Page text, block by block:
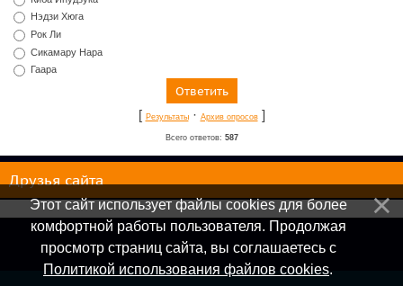
Нэдзи Хюга
Рок Ли
Сикамару Нара
Гаара
[ Результаты· Архив опросов]
Всего ответов: 587
Друзья сайта
Этот сайт использует файлы cookies для более
комфортной работы пользователя. Продолжая
просмотр страниц сайта, вы соглашаетесь с
Политикой использования файлов cookies.